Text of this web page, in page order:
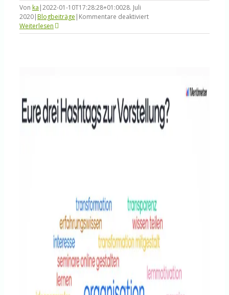
Von ka |2022-01-10T17:28:28+01:0028. Juli
2020|Blogbeiträge | Kommentare deaktiviertfür
Horizon
Weiterlesen